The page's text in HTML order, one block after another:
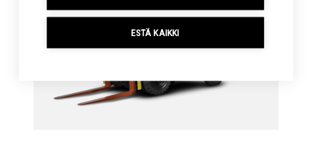
ESTÄ KAIKKI